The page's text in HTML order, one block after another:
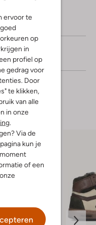
ervoor te
op
in
profiel op
gedrag voor
Door
te klikken,
van alle
in onze
Via de
kun je
of een